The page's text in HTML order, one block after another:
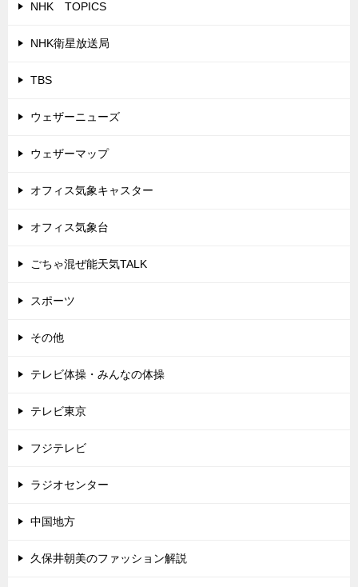
NHK TOPICS
NHK衛星放送局
TBS
ウェザーニューズ
ウェザーマップ
オフィス気象キャスター
オフィス気象台
ごちゃ混ぜ能天気TALK
スポーツ
その他
テレビ体操・みんなの体操
テレビ東京
フジテレビ
ラジオセンター
中国地方
久保井朝美のファッション解説